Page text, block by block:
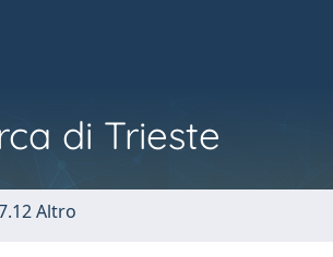
di Trieste
Altro